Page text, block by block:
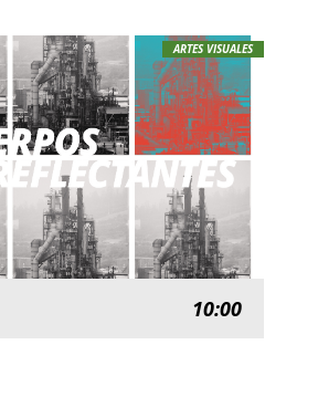
ARTES VISUALES
10:00